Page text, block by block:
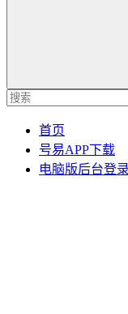
首页
号易APP下载
电脑版后台登录